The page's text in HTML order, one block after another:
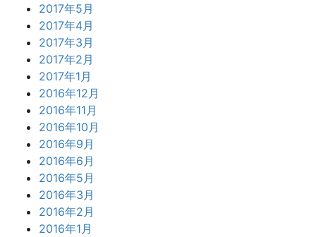
2017年5月
2017年4月
2017年3月
2017年2月
2017年1月
2016年12月
2016年11月
2016年10月
2016年9月
2016年6月
2016年5月
2016年3月
2016年2月
2016年1月